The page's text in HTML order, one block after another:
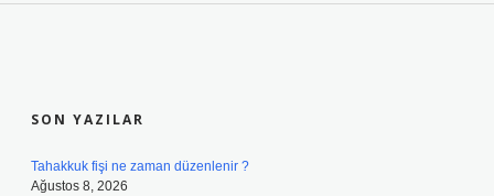
SON YAZILAR
Tahakkuk fişi ne zaman düzenlenir ?
Ağustos 8, 2026